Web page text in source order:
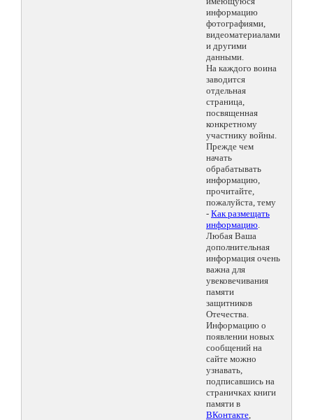
информацию
фотографиями,
видеоматериалами
и другими
данными.
На каждого воина
заводится
отдельная
страница,
посвященная
конкретному
участнику войны.
Прежде чем
начать
обрабатывать
информацию,
прочитайте,
пожалуйста, тему
- Как размещать
информацию.
Любая Ваша
дополнительная
информация очень
важна для
увековечивания
памяти
защитников
Отечества.
Информацию о
появлении новых
сообщений на
сайте можно
узнавать,
подписавшись на
страничках книги
памяти в
ВКонтакте,